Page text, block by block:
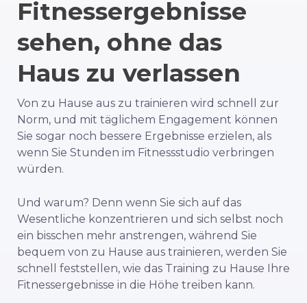
Fitnessergebnisse
sehen, ohne das
Haus zu verlassen
Von zu Hause aus zu trainieren wird schnell zur
Norm, und mit täglichem Engagement können
Sie sogar noch bessere Ergebnisse erzielen, als
wenn Sie Stunden im Fitnessstudio verbringen
würden.
Und warum? Denn wenn Sie sich auf das
Wesentliche konzentrieren und sich selbst noch
ein bisschen mehr anstrengen, während Sie
bequem von zu Hause aus trainieren, werden Sie
schnell feststellen, wie das Training zu Hause Ihre
Fitnessergebnisse in die Höhe treiben kann.